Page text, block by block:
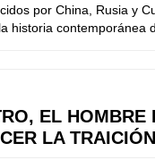
por China, Rusia y
historia contemporánea
EL HOMBRE
LA